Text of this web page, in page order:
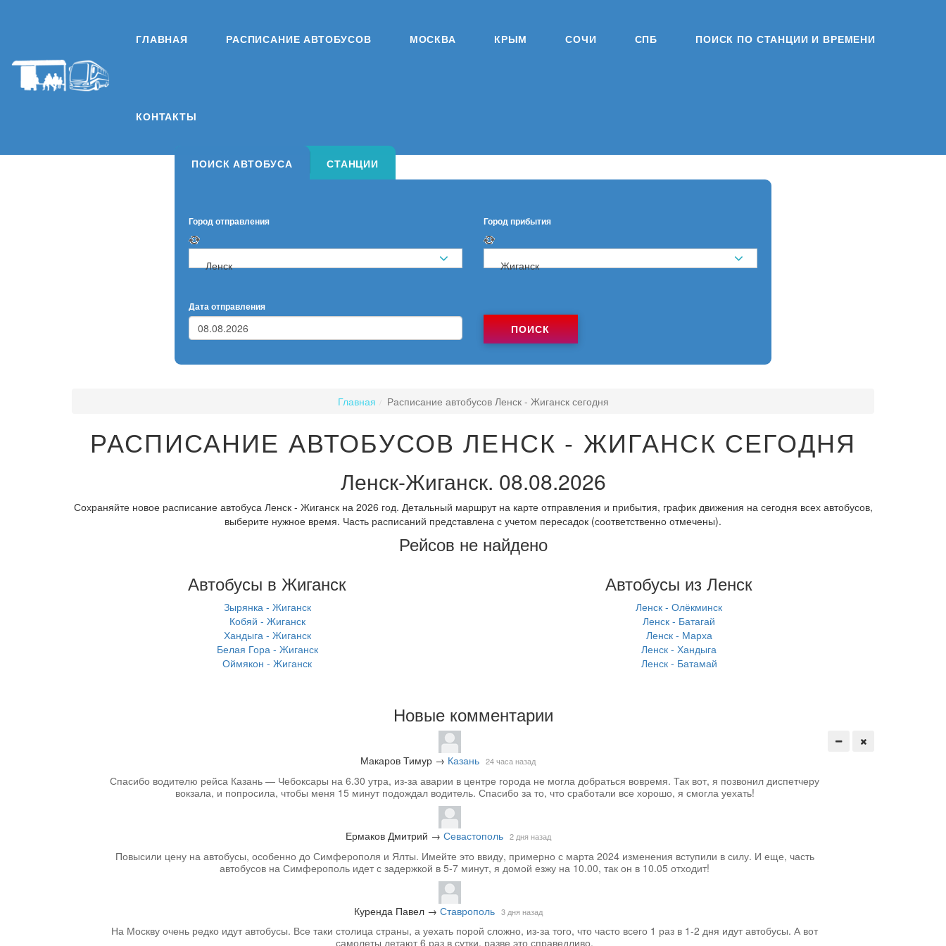
ГЛАВНАЯ РАСПИСАНИЕ АВТОБУСОВ МОСКВА КРЫМ СОЧИ СПБ ПОИСК ПО СТАНЦИИ И ВРЕМЕНИ
КОНТАКТЫ
ПОИСК АВТОБУСА СТАНЦИИ
Город отправления
Ленск
Город прибытия
Жиганск
Дата отправления
ПОИСК
Главная Расписание автобусов Ленск - Жиганск сегодня
РАСПИСАНИЕ АВТОБУСОВ ЛЕНСК - ЖИГАНСК СЕГОДНЯ
Ленск-Жиганск. 08.08.2026
Сохраняйте новое расписание автобуса Ленск - Жиганск на 2026 год. Детальный маршрут на карте отправления и прибытия, график движения на сегодня всех автобусов,
выберите нужное время. Часть расписаний представлена с учетом пересадок (соответственно отмечены).
Рейсов не найдено
Автобусы в Жиганск
Зырянка - Жиганск
Кобяй - Жиганск
Хандыга - Жиганск
Белая Гора - Жиганск
Оймякон - Жиганск
Автобусы из Ленск
Ленск - Олёкминск
Ленск - Батагай
Ленск - Марха
Ленск - Хандыга
Ленск - Батамай
Новые комментарии
Макаров Тимур → Казань 24 часа назад
Спасибо водителю рейса Казань — Чебоксары на 6.30 утра, из-за аварии в центре города не могла добраться вовремя. Так вот, я позвонил диспетчеру
вокзала, и попросила, чтобы меня 15 минут подождал водитель. Спасибо за то, что сработали все хорошо, я смогла уехать!
Ермаков Дмитрий → Севастополь 2 дня назад
Повысили цену на автобусы, особенно до Симферополя и Ялты. Имейте это ввиду, примерно с марта 2024 изменения вступили в силу. И еще, часть
автобусов на Симферополь идет с задержкой в 5-7 минут, я домой езжу на 10.00, так он в 10.05 отходит!
Куренда Павел→ Ставрополь 3 дня назад
На Москву очень редко идут автобусы. Все таки столица страны, а уехать порой сложно, из-за того, что часто всего 1 раз в 1-2 дня идут автобусы. А вот
самолеты летают 6 раз в сутки, разве это справедливо.